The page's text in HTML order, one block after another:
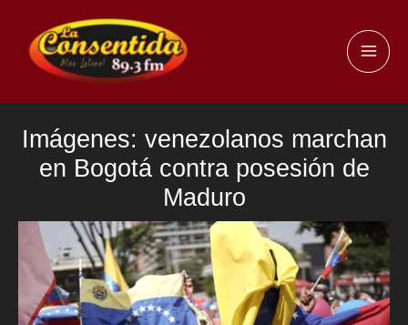
contenido
Imágenes: venezolanos marchan
en Bogotá contra posesión de
Maduro